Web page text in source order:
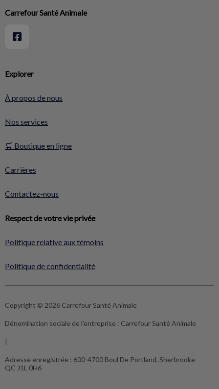
Explorer
À propos de nous
Nos services
🛒 Boutique en ligne
Carrières
Contactez-nous
Respect de votre vie privée
Politique relative aux témoins
Politique de confidentialité
Carrefour Santé Animale
Copyright © 2026 Carrefour Santé Animale
Dénomination sociale de l'entreprise : Carrefour Santé Animale
|
Adresse enregistrée : 600-4700 Boul De Portland, Sherbrooke
QC J1L 0H6